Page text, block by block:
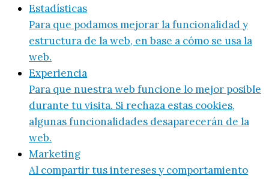
Estadísticas
Para que podamos mejorar la funcionalidad y
estructura de la web, en base a cómo se usa la
web.
Experiencia
Para que nuestra web funcione lo mejor posible
durante tu visita. Si rechaza estas cookies,
algunas funcionalidades desaparecerán de la
web.
Marketing
Al compartir tus intereses y comportamiento